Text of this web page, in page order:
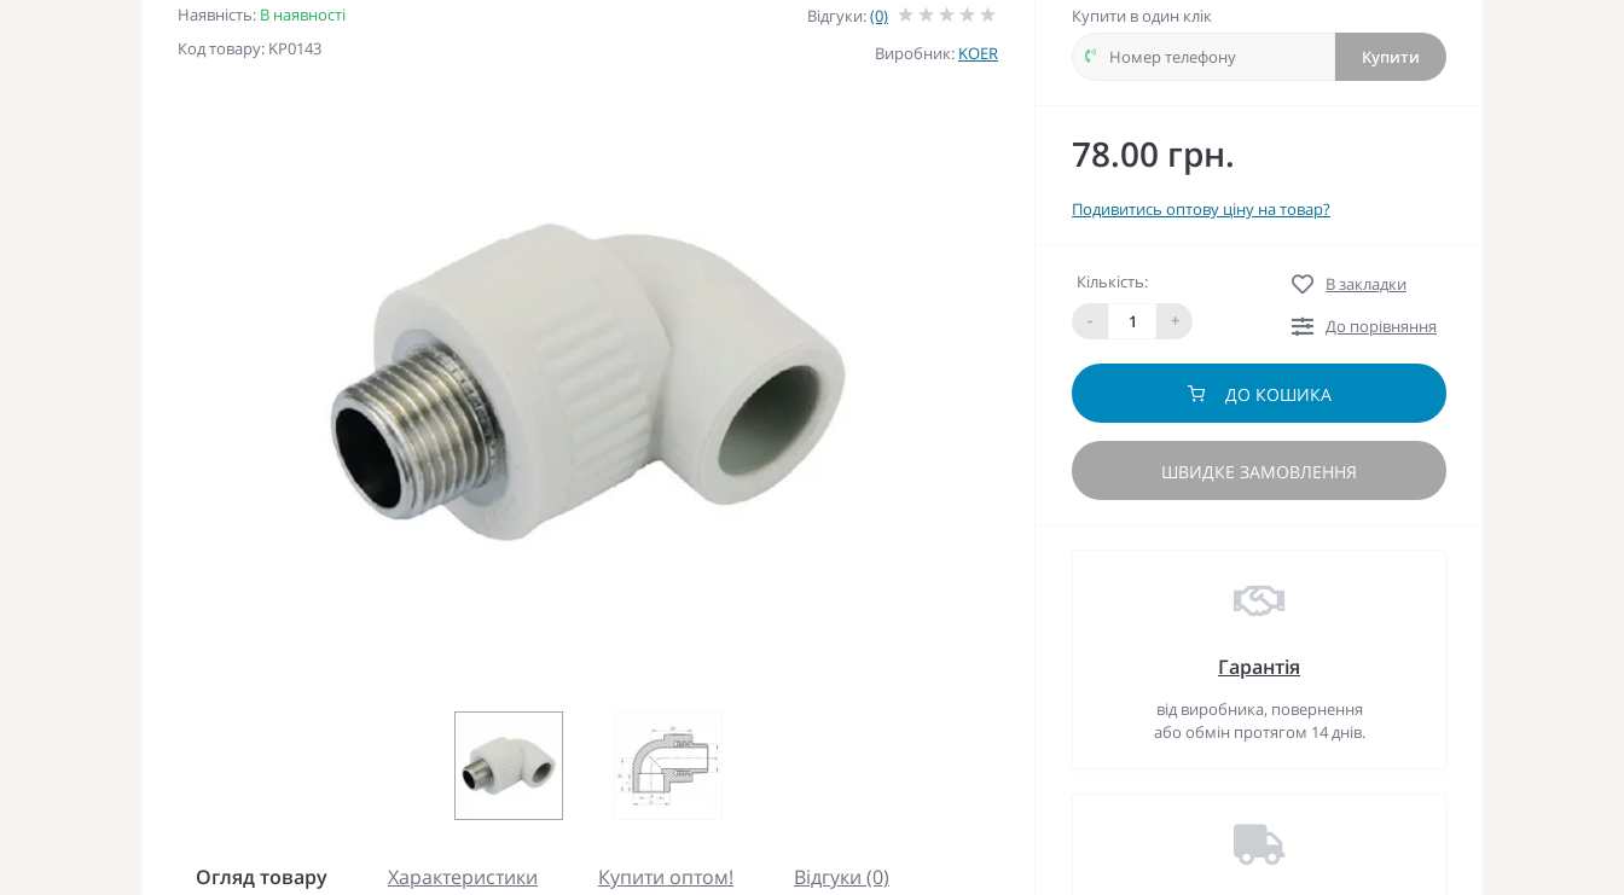
Наявність: В наявності
Код товару: KP0143
Відгуки:(0)
Виробник: KOER
Огляд товару Характеристики Купити оптом!
Відгуки (0)
Купити в один клік
Купити
78.00 грн.
Подивитись оптову ціну на товар?
Кількість:
-
+
В закладки
До порівняння
ДО КОШИКА
ШВИДКЕ ЗАМОВЛЕННЯ
Гарантія
від виробника, повернення
або обмін протягом 14 днів.